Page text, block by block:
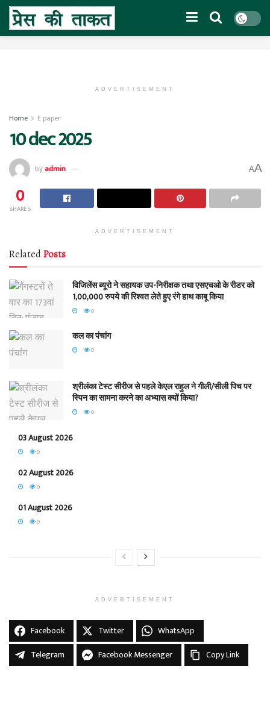
ADVERTISEMENT
Home E paper
10 dec 2025
byadmin AA
0
SHARES
ADVERTISEMENT
RelatedPosts
विजिलेंस ब्यूरो ने सहायक उप-निरीक्षक तथा एसएचओ के रीडर को
1,00,000 रुपये की रिश्वत लेते हुए रंगे हाथ काबू किया
0
कल का पंचांग
0
श्रीलंका टेस्ट सीरीज से पहले केएल राहुल ने गीली/सीली पिच पर
स्पिन का सामना करने का अभ्यास क्यों किया?
0
03 August 2026
0
02 August 2026
0
01 August 2026
0
ADVERTISEMENT
Facebook Twitter
WhatsApp
Telegram
Facebook Messenger Copy Link